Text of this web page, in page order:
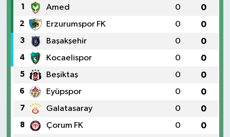
1 Amed 0 0
2 Erzurumspor FK 0 0
3 Başakşehir 0 0
4 Kocaelispor 0 0
5 Beşiktaş 0 0
6 Eyüpspor 0 0
7 Galatasaray 0 0
8 Çorum FK 0 0